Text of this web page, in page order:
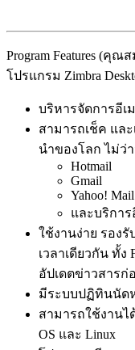
Program Features (คุ
โปรแกรม Zimbra
บริหารจัดการอีเ
สามารถเช็ค แล
นำของโลก ไม่ว่
Hotmail
Gmail
Yahoo! Mail
และบริกา
ใช้งานง่าย รองรั
เวลาเดียวกัน ทั้ง
อัปเดตข่าวสารก่
มีระบบปฏิทินนัดห
สามารถใช้งานไ
OS และ Linux